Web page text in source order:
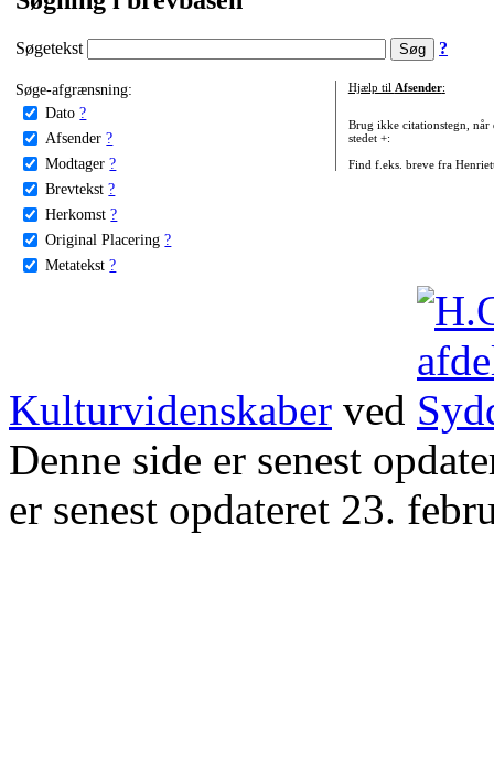
Søgetekst ?
Søge-afgrænsning:
Dato ?
Afsender ?
Modtager ?
Brevtekst ?
Herkomst ?
Original Placering ?
Metatekst ?
Hjælp til Afsender:
Brug ikke citationstegn, når
stedet +:
Find f.eks. breve fra
Kulturvidenskaber ved
Denne side er senest
er senest opdateret 23.